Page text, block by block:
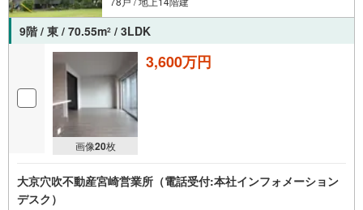
9階 / 東 / 70.55m2 / 3LDK
画像20枚
3,600万円
大京穴吹不動産宮崎営業所（電話受付:本社インフォメーション
デスク）